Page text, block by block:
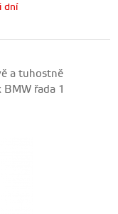
dní
a tuhostně
řada 1